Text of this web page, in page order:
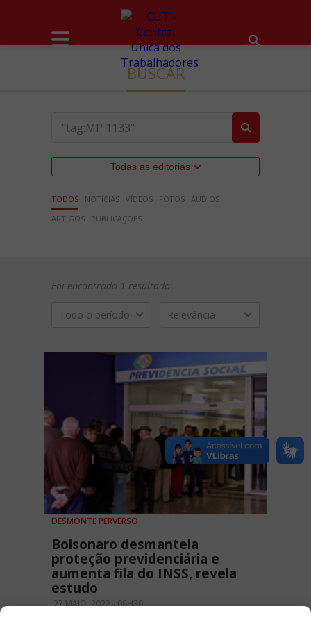
BUSCAR
Todas as editorias
TODOS NOTÍCIAS VÍDEOS FOTOS ÁUDIOS
ARTIGOS
PUBLICAÇÕES
Foi encontrado 1 resultado
Todo o período Relevância
DESMONTE PERVERSO
Bolsonaro desmantela
proteção previdenciária e
aumenta fila do INSS, revela
estudo
27 MAIO, 2022 - 08H30